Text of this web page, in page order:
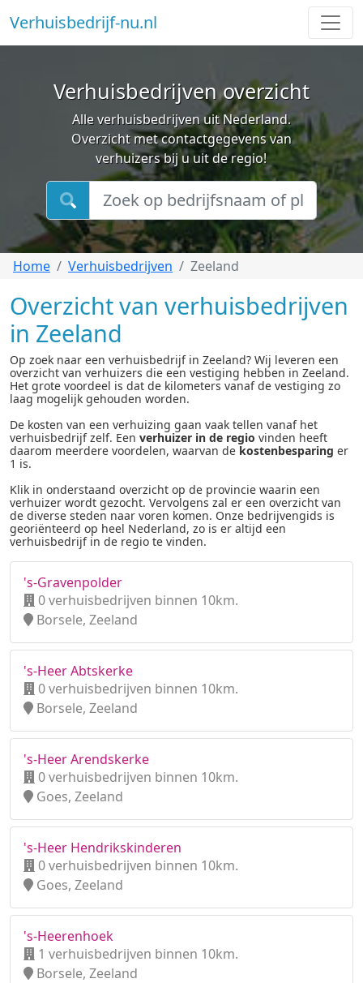
Verhuisbedrijf-nu.nl
Verhuisbedrijven overzicht
Alle verhuisbedrijven uit Nederland.
Overzicht met contactgegevens van
verhuizers bij u uit de regio!
Home Verhuisbedrijven Zeeland
Overzicht van verhuisbedrijven
in Zeeland
Op zoek naar een verhuisbedrijf in Zeeland? Wij leveren een
overzicht van verhuizers die een vestiging hebben in Zeeland.
Het grote voordeel is dat de kilometers vanaf de vestiging zo
laag mogelijk gehouden worden.
De kosten van een verhuizing gaan vaak tellen vanaf het
verhuisbedrijf zelf. Een verhuizer in de regio vinden heeft
daarom meerdere voordelen, waarvan de kostenbesparing er
1 is.
Klik in onderstaand overzicht op de provincie waarin een
verhuizer wordt gezocht. Vervolgens zal er een overzicht van
de diverse steden naar voren komen. Onze bedrijvengids is
georiënteerd op heel Nederland, zo is er altijd een
verhuisbedrijf in de regio te vinden.
's-Gravenpolder
0 verhuisbedrijven binnen 10km.
Borsele, Zeeland
's-Heer Abtskerke
0 verhuisbedrijven binnen 10km.
Borsele, Zeeland
's-Heer Arendskerke
0 verhuisbedrijven binnen 10km.
Goes, Zeeland
's-Heer Hendrikskinderen
0 verhuisbedrijven binnen 10km.
Goes, Zeeland
's-Heerenhoek
1 verhuisbedrijven binnen 10km.
Borsele, Zeeland